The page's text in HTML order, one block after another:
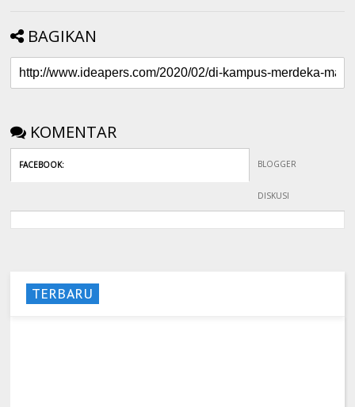
BAGIKAN
KOMENTAR
FACEBOOK: BLOGGER
DISKUSI
TERBARU